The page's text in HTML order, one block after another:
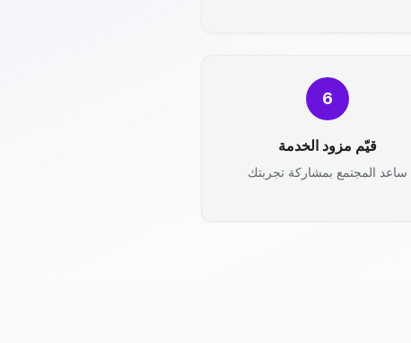
6
قيّم مزود الخدمة
ساعد المجتمع بمشاركة تجربتك